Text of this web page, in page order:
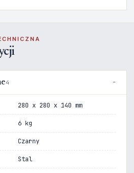
4
280 x 280 x 140 mm
6 kg
Czarny
Stal